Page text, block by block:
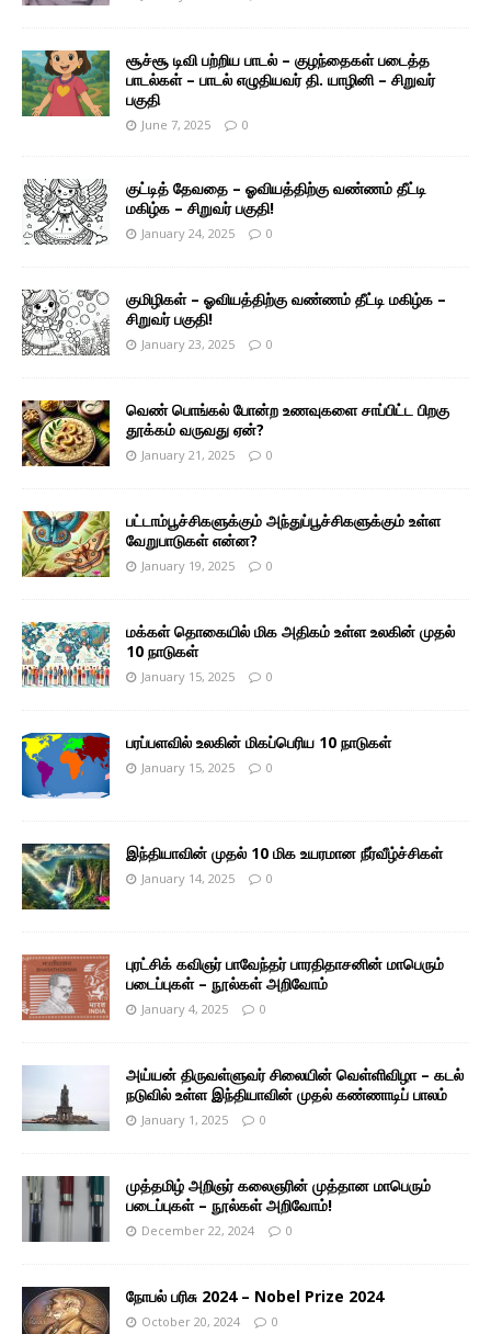
சூச்சூ டிவி பற்றிய பாடல் – குழந்தைகள் படைத்த
பாடல்கள் – பாடல் எழுதியவர் தி. யாழினி – சிறுவர்
பகுதி
June 7, 2025 0
குட்டித் தேவதை – ஓவியத்திற்கு வண்ணம் தீட்டி
மகிழ்க – சிறுவர் பகுதி!
January 24, 2025 0
குமிழிகள் – ஓவியத்திற்கு வண்ணம் தீட்டி மகிழ்க –
சிறுவர் பகுதி!
January 23, 2025 0
வெண் பொங்கல் போன்ற உணவுகளை சாப்பிட்ட பிறகு
தூக்கம் வருவது ஏன்?
January 21, 2025 0
பட்டாம்பூச்சிகளுக்கும் அந்துப்பூச்சிகளுக்கும் உள்ள
வேறுபாடுகள் என்ன?
January 19, 2025 0
மக்கள் தொகையில் மிக அதிகம் உள்ள உலகின் முதல்
10 நாடுகள்
January 15, 2025 0
பரப்பளவில் உலகின் மிகப்பெரிய 10 நாடுகள்
January 15, 2025 0
இந்தியாவின் முதல் 10 மிக உயரமான நீர்வீழ்ச்சிகள்
January 14, 2025 0
புரட்சிக் கவிஞர் பாவேந்தர் பாரதிதாசனின் மாபெரும்
படைப்புகள் – நூல்கள் அறிவோம்
January 4, 2025 0
அய்யன் திருவள்ளுவர் சிலையின் வெள்ளிவிழா – கடல்
நடுவில் உள்ள இந்தியாவின் முதல் கண்ணாடிப் பாலம்
January 1, 2025 0
முத்தமிழ் அறிஞர் கலைஞரின் முத்தான மாபெரும்
படைப்புகள் – நூல்கள் அறிவோம்!
December 22, 2024 0
நோபல் பரிசு 2024 – Nobel Prize 2024
October 20, 2024 0